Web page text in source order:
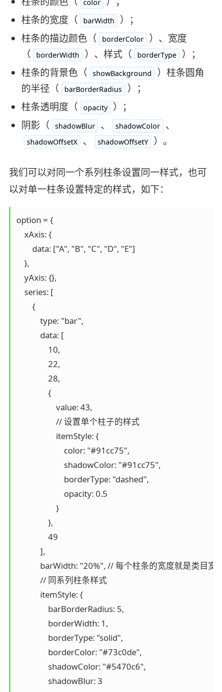
color
柱条的宽度（
barWidth
）；
柱条的描边颜色（
borderColor
）、宽度
（
borderWidth ）、样式（ borderType
）；
柱条的背景色（
showBackground
）柱条圆角
的半径（
barBorderRadius
）；
柱条透明度（
opacity
）；
阴影（
shadowBlur 、 shadowColor 、
shadowOffsetX 、 shadowOffsetY ）。
我们可以对同一个系列柱条设置同一样式，也可
以对单一柱条设置特定的样式，如下：
option = {
    xAxis: {
        data: ["A", "B", "C", "D", "E"]
    },
    yAxis: {},
    series: [
        {
            type: "bar",
            data: [
                10,
                22,
                28,
                {
                    value: 43,
                    // 设置单个柱子的样式
                    itemStyle: {
                        color: "#91cc75",
                        shadowColor: "#91cc75",
                        borderType: "dashed",
                        opacity: 0.5
                    }
                },
                49
            ],
barWidth: "20%", // 每个柱条的宽度就是类目
            // 同系列柱条样式
            itemStyle: {
                barBorderRadius: 5,
                borderWidth: 1,
                borderType: "solid",
                borderColor: "#73c0de",
                shadowColor: "#5470c6",
                shadowBlur: 3